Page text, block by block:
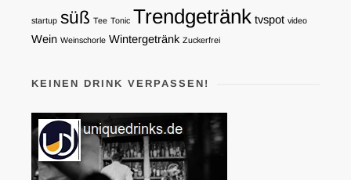
startup süß Tee Tonic Trendgetränk tvspot video
Wein Weinschorle Wintergetränk Zuckerfrei
KEINEN DRINK VERPASSEN!